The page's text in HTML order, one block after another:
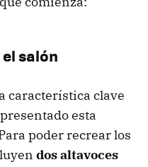
salón
característica clave
esta
poder recrear los
dos altavoces